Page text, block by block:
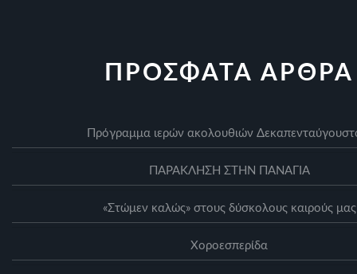
ΠΡΟΣΦΑΤΑ ΑΡΘΡΑ
Πρόγραμμα ιερών ακολουθιών
ΠΑΡΑΚΛΗΣΗ ΣΤΗΝ ΠΑΝΑΓΙΑ
«Στώμεν καλώς» στους δύσκολους καιρούς μας
Xοροεσπερίδα